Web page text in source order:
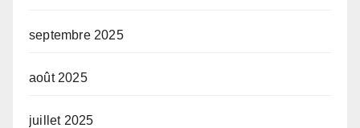
septembre 2025
août 2025
juillet 2025